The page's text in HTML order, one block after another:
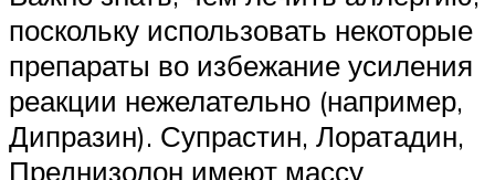
поскольку использовать некоторые
препараты во избежание усиления
реакции нежелательно (например,
Дипразин). Супрастин, Лоратадин,
Преднизолон имеют массу